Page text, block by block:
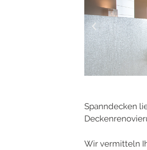
Spanndecken
Wir vermitteln